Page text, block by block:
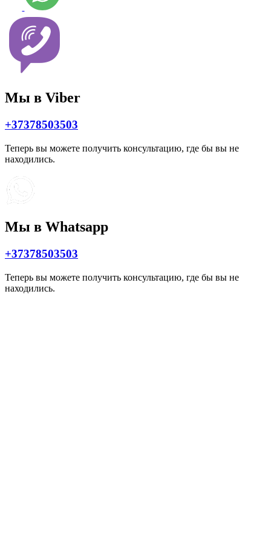
Мы в Viber
+37378503503
Теперь вы можете получить консультацию, где бы вы не
находились.
Мы в Whatsapp
+37378503503
Теперь вы можете получить консультацию, где бы вы не
находились.